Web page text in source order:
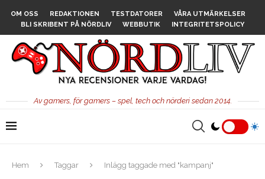
OM OSS REDAKTIONEN TESTDATORER
VÅRA UTMÄRKELSER
BLI SKRIBENT PÅ NÖRDLIV
WEBBUTIK INTEGRITETSPOLICY
Av gamers, för gamers – spel, tech och nörderi sedan 2014.
Hem Taggar Inlägg taggade med "kampanj"